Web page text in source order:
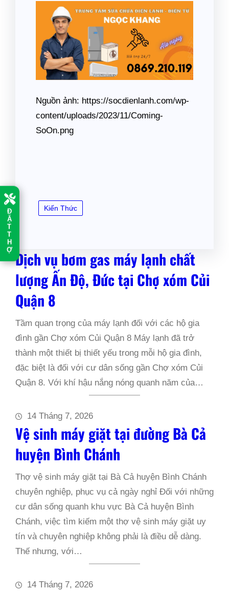
Đ
Ặ
T
T
H
Ợ
Nguồn ảnh: https://socdienlanh.com/wp-
content/uploads/2023/11/Coming-
SoOn.png
Kiến Thức
Dịch vụ bơm gas máy lạnh chất
lượng Ấn Độ, Đức tại Chợ xóm Củi
Quận 8
Tầm quan trọng của máy lạnh đối với các hộ gia
đình gần Chợ xóm Củi Quận 8 Máy lạnh đã trở
thành một thiết bị thiết yếu trong mỗi hộ gia đình,
đặc biệt là đối với cư dân sống gần Chợ xóm Củi
Quận 8. Với khí hậu nắng nóng quanh năm của…
14 Tháng 7, 2026
Vệ sinh máy giặt tại đường Bà Cả
huyện Bình Chánh
Thợ vệ sinh máy giặt tại Bà Cả huyện Bình Chánh
chuyên nghiệp, phục vụ cả ngày nghỉ Đối với những
cư dân sống quanh khu vực Bà Cả huyện Bình
Chánh, việc tìm kiếm một thợ vệ sinh máy giặt uy
tín và chuyên nghiệp không phải là điều dễ dàng.
Thế nhưng, với…
14 Tháng 7, 2026